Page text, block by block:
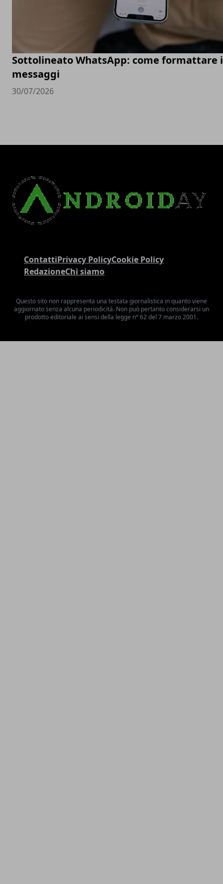
Sottolineato WhatsApp: come formattare i
messaggi
30/07/2026
ContattiPrivacy PolicyCookie Policy
RedazioneChi siamo
Questo sito non rappresenta una testata giornalistica in quanto viene
aggiornato senza alcuna periodicità. Non può pertanto considerarsi un
prodotto editoriale ai sensi della legge n° 62 del 7 marzo 2001.